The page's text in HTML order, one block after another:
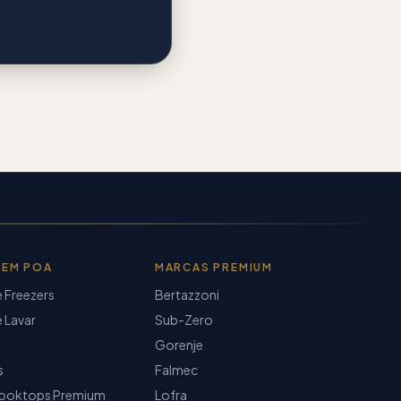
POA
Freezers
Lavar
Premium
MARCAS PREMIUM
Bertazzoni
Sub-Zero
Gorenje
Falmec
Lofra